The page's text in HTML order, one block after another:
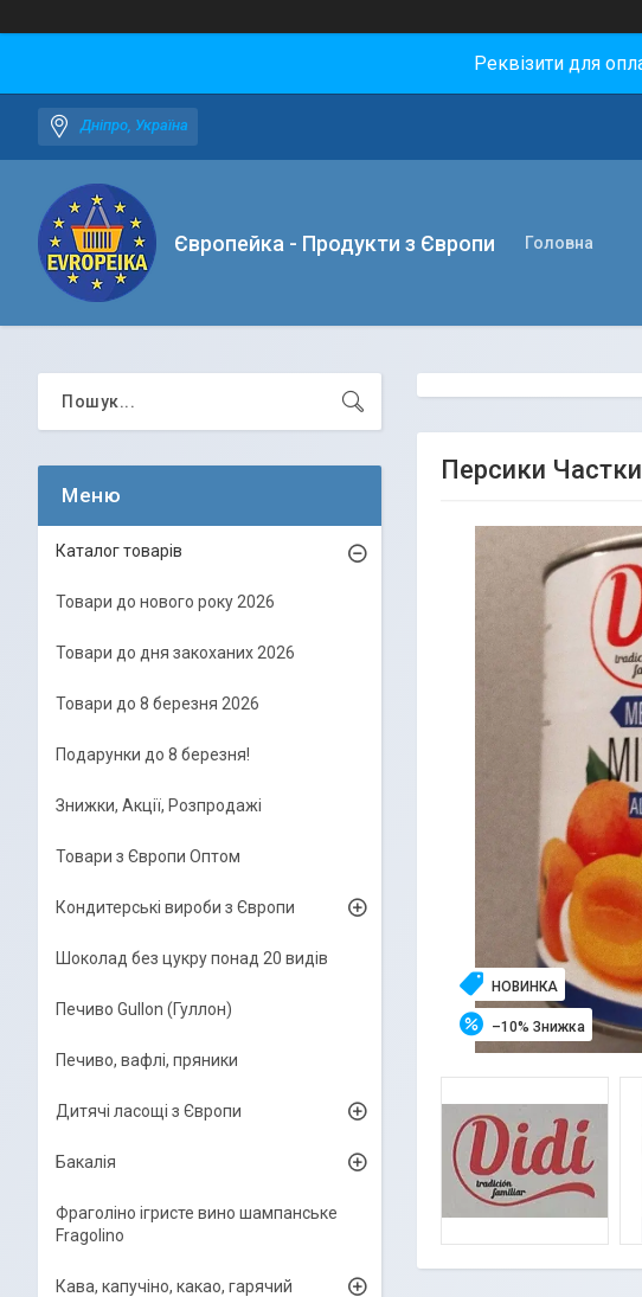
Реквізити для
Дніпро, Україна
Європейка - Продукти з Європи Головна
Персики
НОВИНКА
–10%
Каталог товарів
Товари до нового року 2026
Товари до дня закоханих 2026
Товари до 8 березня 2026
Подарунки до 8 березня!
Знижки, Акції, Розпродажі
Товари з Європи Оптом
Кондитерські вироби з Європи
Шоколад без цукру понад 20 видів
Печиво Gullon (Гуллон)
Печиво, вафлі, пряники
Дитячі ласощі з Європи
Бакалія
Фраголіно ігристе вино шампанське
Fragolino
Кава, капучіно, какао, гарячий